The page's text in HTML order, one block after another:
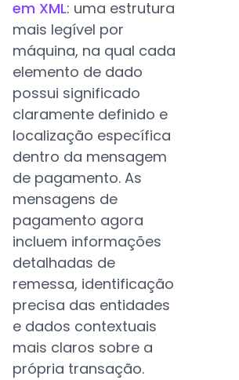
em XML: uma estrutura
mais legível por
máquina, na qual cada
elemento de dado
possui significado
claramente definido e
localização específica
dentro da mensagem
de pagamento. As
mensagens de
pagamento agora
incluem informações
detalhadas de
remessa, identificação
precisa das entidades
e dados contextuais
mais claros sobre a
própria transação.